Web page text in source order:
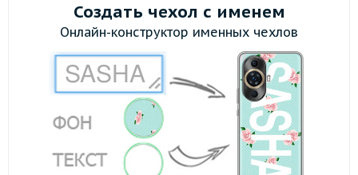
Создать чехол с именем
Онлайн-конструктор именных чехлов